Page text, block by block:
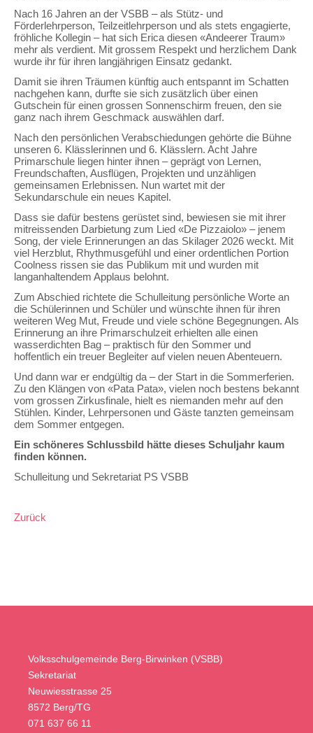
Nach 16 Jahren an der VSBB – als Stütz- und
Förderlehrperson, Teilzeitlehrperson und als stets engagierte,
fröhliche Kollegin – hat sich Erica diesen «Andeerer Traum»
mehr als verdient. Mit grossem Respekt und herzlichem Dank
wurde ihr für ihren langjährigen Einsatz gedankt.
Damit sie ihren Träumen künftig auch entspannt im Schatten
nachgehen kann, durfte sie sich zusätzlich über einen
Gutschein für einen grossen Sonnenschirm freuen, den sie
ganz nach ihrem Geschmack auswählen darf.
Nach den persönlichen Verabschiedungen gehörte die Bühne
unseren 6. Klässlerinnen und 6. Klässlern. Acht Jahre
Primarschule liegen hinter ihnen – geprägt von Lernen,
Freundschaften, Ausflügen, Projekten und unzähligen
gemeinsamen Erlebnissen. Nun wartet mit der
Sekundarschule ein neues Kapitel.
Dass sie dafür bestens gerüstet sind, bewiesen sie mit ihrer
mitreissenden Darbietung zum Lied «De Pizzaiolo» – jenem
Song, der viele Erinnerungen an das Skilager 2026 weckt. Mit
viel Herzblut, Rhythmusgefühl und einer ordentlichen Portion
Coolness rissen sie das Publikum mit und wurden mit
langanhaltendem Applaus belohnt.
Zum Abschied richtete die Schulleitung persönliche Worte an
die Schülerinnen und Schüler und wünschte ihnen für ihren
weiteren Weg Mut, Freude und viele schöne Begegnungen. Als
Erinnerung an ihre Primarschulzeit erhielten alle einen
wasserdichten Bag – praktisch für den Sommer und
hoffentlich ein treuer Begleiter auf vielen neuen Abenteuern.
Und dann war er endgültig da – der Start in die Sommerferien.
Zu den Klängen von «Pata Pata», vielen noch bestens bekannt
vom grossen Zirkusfinale, hielt es niemanden mehr auf den
Stühlen. Kinder, Lehrpersonen und Gäste tanzten gemeinsam
dem Sommer entgegen.
Ein schöneres Schlussbild hätte dieses Schuljahr kaum
finden können.
Schulleitung und Sekretariat PS VSBB
Zurück
Volksschulgemeinde Berg-Birwinken (VSBB)
Sekretariat
Neuwiesstrasse 25
8572 Berg/TG
071 637 66 11